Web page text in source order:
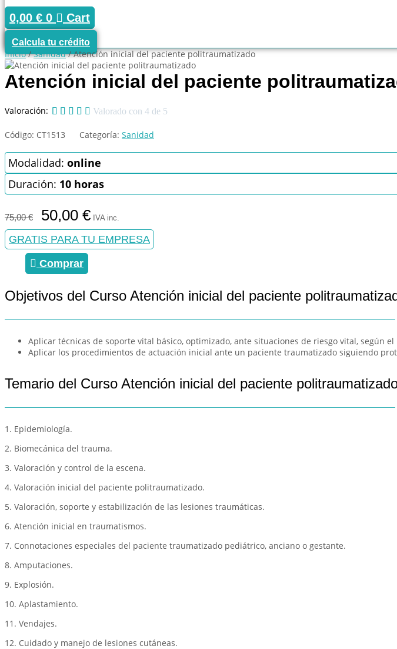
0,00 € 0 Cart
Calcula tu crédito
Inicio/Sanidad/ Atención inicial del paciente politraumatizado
Atención inicial del paciente
Valoración:      Valorado con 4 de 5
Código: CT1513 Categoría: Sanidad
Modalidad: online
Duración: 10 horas
75,00€
El
precio
original
era:
75,00 €.
50,00 €El
precio
actual
es:
50,00 €.
IVA inc.
GRATIS PARA TU EMPRESA
Comprar
Objetivos del Curso Atención inicial del paciente
Aplicar técnicas de soporte vital básico, optimizado, ante situaciones de riesgo vital, según
Aplicar los procedimientos de actuación inicial ante un paciente traumatizado siguiendo
Temario del Curso Atención inicial del paciente
1. Epidemiología.
2. Biomecánica del trauma.
3. Valoración y control de la escena.
4. Valoración inicial del paciente politraumatizado.
5. Valoración, soporte y estabilización de las lesiones traumáticas.
6. Atención inicial en traumatismos.
7. Connotaciones especiales del paciente traumatizado pediátrico, anciano o gestante.
8. Amputaciones.
9. Explosión.
10. Aplastamiento.
11. Vendajes.
12. Cuidado y manejo de lesiones cutáneas.